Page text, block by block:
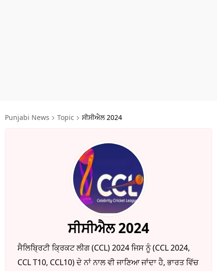
ਖੇਡਾਂ
Punjabi News Topic ਸੀਸੀਐਲ 2024
ਸੀਸੀਐਲ 2024
ਸੈਲਿਬ੍ਰਿਟੀ ਕ੍ਰਿਕਟ ਲੀਗ (CCL) 2024 ਜਿਸ ਨੂੰ (CCL 2024,
CCL T10, CCL10) ਦੇ ਨਾਂ ਨਾਲ ਵੀ ਜਾਣਿਆ ਜਾਂਦਾ ਹੈ, ਭਾਰਤ ਵਿੱਚ